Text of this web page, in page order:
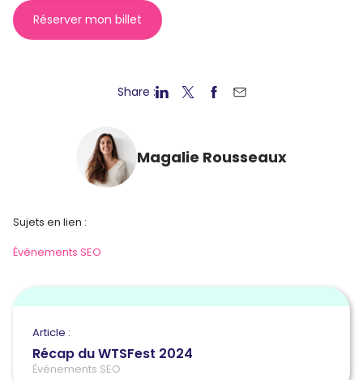
Réserver mon billet
Share :
Magalie Rousseaux
Sujets en lien :
Événements SEO
Article :
Récap du WTSFest 2024
Événements SEO